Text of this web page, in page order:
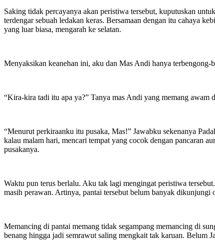
Saking tidak percayanya akan peristiwa tersebut, kuputuskan
terdengar sebuah ledakan keras. Bersamaan dengan itu cahaya
yang luar biasa, mengarah ke selatan.
Menyaksikan keanehan ini, aku dan Mas Andi hanya
“Kira-kira tadi itu apa ya?” Tanya mas Andi yang memang awam
“Menurut perkiraanku itu pusaka, Mas!” Jawabku sekenanya
kalau malam hari, mencari tempat yang cocok dengan pancaran
pusakanya.
Waktu pun terus berlalu. Aku tak lagi mengingat peristiwa
masih perawan. Artinya, pantai tersebut belum banyak dikunjungi
Memancing di pantai memang tidak segampang memancing di
benang hingga jadi semrawut saling mengkait tak karuan. Belum